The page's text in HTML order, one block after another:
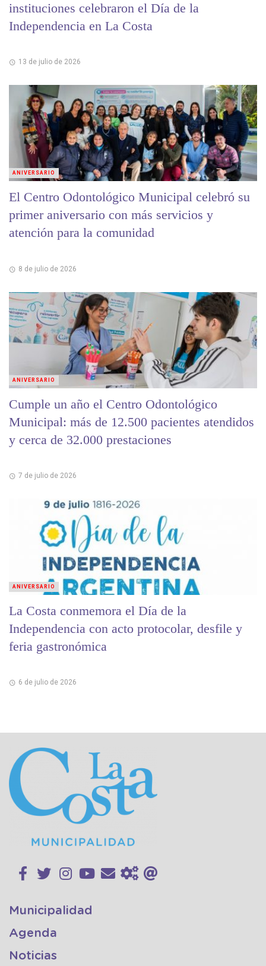
instituciones celebraron el Día de la
Independencia en La Costa
13 de julio de 2026
El Centro Odontológico Municipal celebró su
primer aniversario con más servicios y
atención para la comunidad
8 de julio de 2026
ANIVERSARIO
Cumple un año el Centro Odontológico
Municipal: más de 12.500 pacientes atendidos
y cerca de 32.000 prestaciones
7 de julio de 2026
ANIVERSARIO
La Costa conmemora el Día de la
Independencia con acto protocolar, desfile y
feria gastronómica
6 de julio de 2026
ANIVERSARIO
Municipalidad
Agenda
Noticias